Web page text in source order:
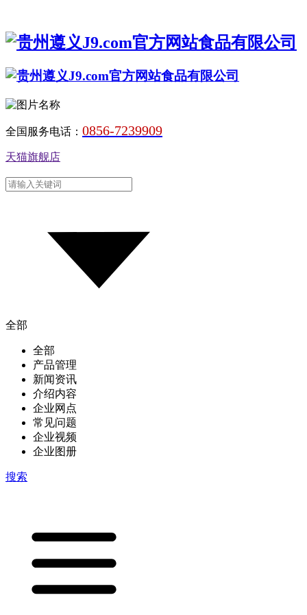
全国服务电话： 0856-7239909
天猫旗舰店
全部
全部
产品管理
新闻资讯
介绍内容
企业网点
常见问题
企业视频
企业图册
搜索